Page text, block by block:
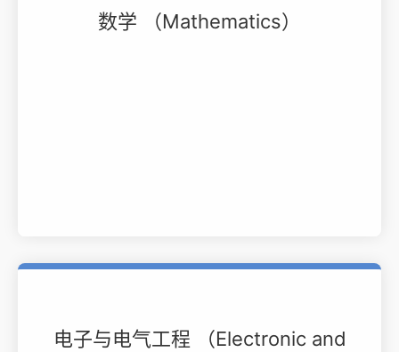
数学 （Mathematics）
电子与电气工程 （Electronic and